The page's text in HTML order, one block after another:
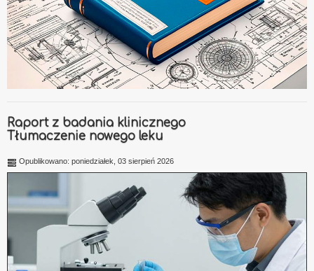
Raport z badania klinicznego
Tłumaczenie nowego leku
Opublikowano: poniedziałek, 03 sierpień 2026